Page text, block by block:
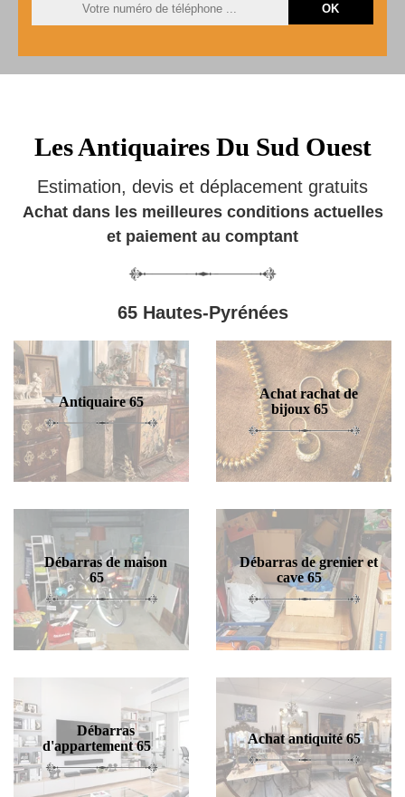
Les Antiquaires Du Sud Ouest
Estimation, devis et déplacement gratuits
Achat dans les meilleures conditions actuelles
et paiement au comptant
65 Hautes-Pyrénées
Antiquaire 65
Achat rachat de
bijoux 65
Débarras de maison
65
Débarras de grenier et
cave 65
Débarras
d'appartement 65
Achat antiquité 65